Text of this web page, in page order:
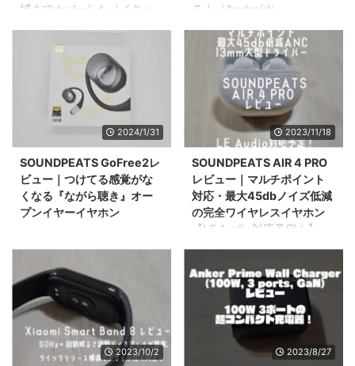
域までカバーしたノイキャ
こんにちは。ワイヤレスイヤホン
大好き、しすにし(@sysnishi)で
す。 普段は通勤時や家の中でノ
イキャンイヤホンをつけながら
日々を過ごしています。 今メイ
ンで使用しているのは
「SOUNDPEATS AIR 4 PRO」で
す。 以前レビュー記事を書いて
おりますので気になる方はこちら
もどうぞ。
https://www.sysnishi.net/sound
でご縁がありSOUNDPEATSの
色々なイヤホンを紹介したボクで
すが、今回また新 ...
る！（Android）
無料でXiaomi Smart BandのLINE
通話着信通知を実現することが可
能な最強アプリ「Automate」を
設定方法も含めてご紹介・ご説明
します！
MacroDroidが実質有料化しまし
たがこのアプリなら無料の範囲で
使えるので余計な費用がかかりま
2024/1/31
SOUNDPEATS GoFree2レ
ビュー｜つけてる感覚がな
くなる『ながら聴き』オー
プンイヤーイヤホン
中、先日はSOUNDPEATSから発
についてご紹介しました。
SOUNDPEATSのイヤホンはこれ
までにコスパの観点で非常に注目
していて、当時早いうちから
QualcommのQCC3040というチ
ップを搭載した機種
2023/11/18
SOUNDPEATS AIR 4 PRO
レビュー｜マルチポイント
対応・最大45dbノイズ低減
の完全ワイヤレスイヤホン
【LE Audio対応予定！】
つい先日、SOUNDPEATSから新
『SOUNDPEATS AIR4 PRO』が
発売されました。 これまで同社
のCapsule3 Proを使っていまし
たが先行予約クーポンで結構お求
めやすい値段になっていたのと新
製品のほうが自分にとってこの
2023/10/2 2023/8/27